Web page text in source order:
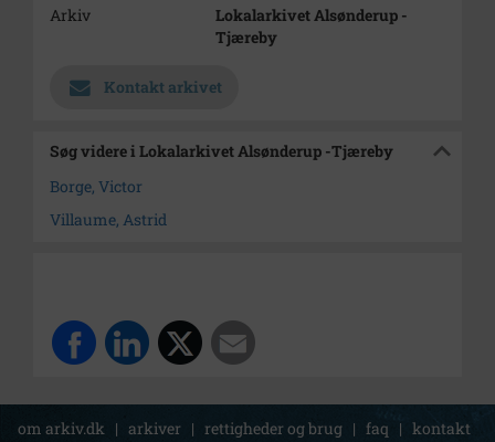
Arkiv
Lokalarkivet Alsønderup -
Tjæreby
Kontakt arkivet
Søg videre i Lokalarkivet Alsønderup -Tjæreby
Borge, Victor
Villaume, Astrid
om arkiv.dk | arkiver | rettigheder og brug | faq | kontakt